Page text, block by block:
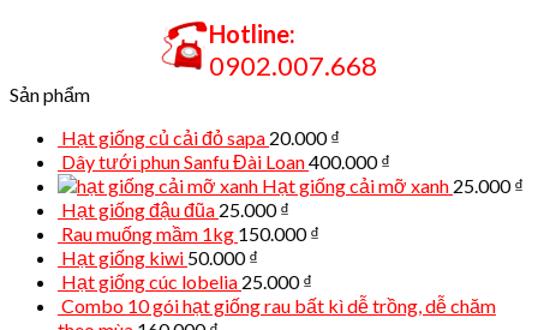
Hotline:
0902.007.668
Sản phẩm
Hạt giống củ cải đỏ sapa 20.000₫
Dây tưới phun Sanfu Đài Loan400.000₫
Hạt giống cải mỡ xanh 25.000₫
Hạt giống đậu đũa 25.000₫
Rau muống mầm 1kg 150.000₫
Hạt giống kiwi 50.000₫
Hạt giống cúc lobelia 25.000₫
Combo 10 gói hạt giống rau bất kì dễ trồng, dễ chăm